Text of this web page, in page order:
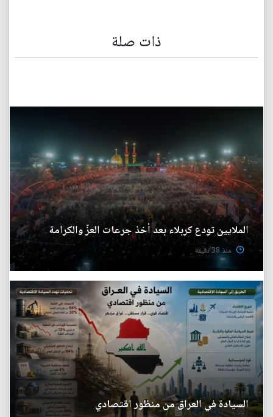
ذات صلة
الملايين تودع كربلاء بعد أخذ جرعات العزّ والكرامة
منذ 38 دقيقة
السيادة في العراق من منظور اقتصادي